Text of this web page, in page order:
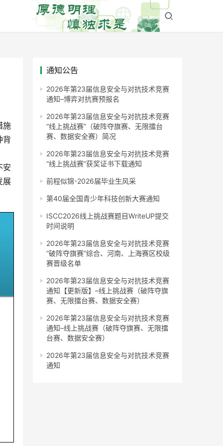
施
背
安
展
通知公告
2026年第23届信息安全与对抗技术竞赛
通知–博弈对抗赛预报名
2026年第23届信息安全与对抗技术竞赛
“线上挑战赛”（破阵夺旗赛、无限擂台
赛、数据安全赛）简况
2026年第23届信息安全与对抗技术竞赛
“线上挑战赛”获奖证书下载通知
前程似锦-2026届毕业生风采
第40届全国青少年科技创新大赛通知
ISCC2026线上挑战赛题目WriteUP提交
时间说明
2026年第23届信息安全与对抗技术竞赛
“破阵夺旗赛”综合、河南、上海赛区校级
赛晋级名单
2026年第23届信息安全与对抗技术竞赛
通知【更新版】–线上挑战赛（破阵夺旗
赛、无限擂台赛、数据安全赛）
2026年第23届信息安全与对抗技术竞赛
通知–线上挑战赛（破阵夺旗赛、无限擂
台赛、数据安全赛）
2026年第23届信息安全与对抗技术竞赛
通知